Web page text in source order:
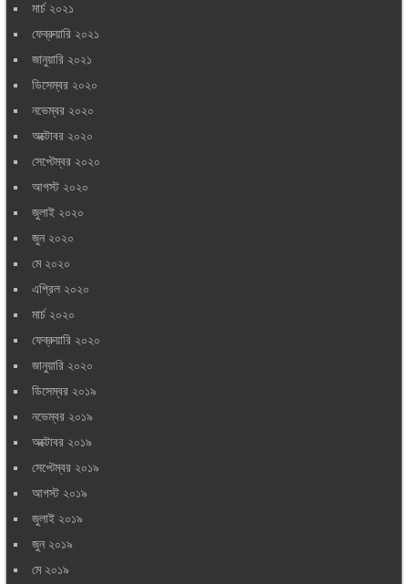
মার্চ ২০২১
ফেব্রুয়ারি ২০২১
জানুয়ারি ২০২১
ডিসেম্বর ২০২০
নভেম্বর ২০২০
অক্টোবর ২০২০
সেপ্টেম্বর ২০২০
আগস্ট ২০২০
জুলাই ২০২০
জুন ২০২০
মে ২০২০
এপ্রিল ২০২০
মার্চ ২০২০
ফেব্রুয়ারি ২০২০
জানুয়ারি ২০২০
ডিসেম্বর ২০১৯
নভেম্বর ২০১৯
অক্টোবর ২০১৯
সেপ্টেম্বর ২০১৯
আগস্ট ২০১৯
জুলাই ২০১৯
জুন ২০১৯
মে ২০১৯